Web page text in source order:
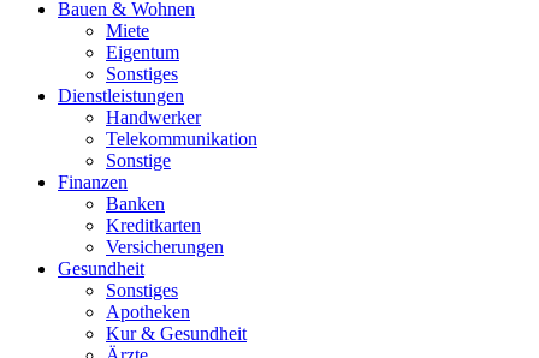
Bauen & Wohnen
Miete
Eigentum
Sonstiges
Dienstleistungen
Handwerker
Telekommunikation
Sonstige
Finanzen
Banken
Kreditkarten
Versicherungen
Gesundheit
Sonstiges
Apotheken
Kur & Gesundheit